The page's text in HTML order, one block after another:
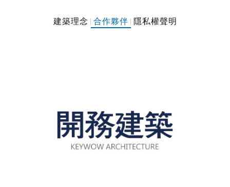
建築理念 合作夥伴 隱私權聲明